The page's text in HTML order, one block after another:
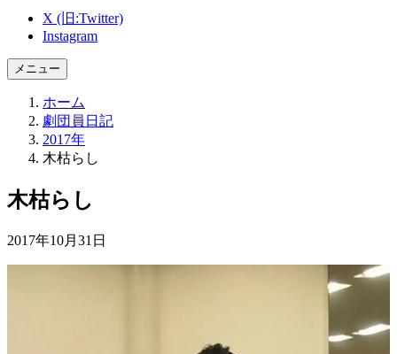
X (旧:Twitter)
Instagram
メニュー
ホーム
劇団員日記
2017年
木枯らし
木枯らし
2017年10月31日